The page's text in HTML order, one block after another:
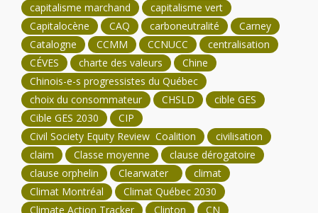
capitalisme marchand
capitalisme vert
Capitalocène
CAQ carboneutralité
Carney
Catalogne
CCMM CCNUCC
centralisation
CÉVES
charte des valeurs
Chine
Chinois-e-s progressistes du Québec
choix du consommateur
CHSLD
cible GES
Cible GES 2030
CIP
Civil Society Equity Review Coalition
civilisation
claim
Classe moyenne
clause dérogatoire
clause orphelin
Clearwater
climat
Climat Montréal
Climat Québec 2030
Climate Action Tracker
Clinton
CN